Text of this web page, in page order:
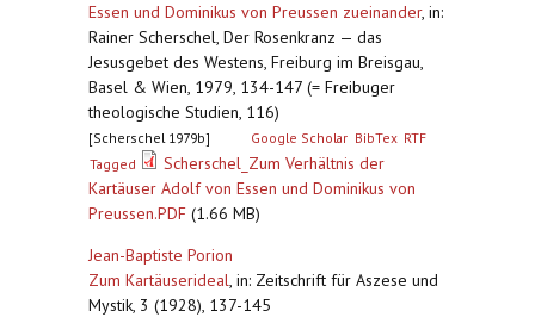
Essen und Dominikus von Preussen zueinander, in:
Rainer Scherschel, Der Rosenkranz — das
Jesusgebet des Westens, Freiburg im Breisgau,
Basel & Wien, 1979, 134-147 (= Freibuger
theologische Studien, 116)
[Scherschel 1979b] Google Scholar BibTex RTF
Tagged
Scherschel_Zum Verhältnis der
Kartäuser Adolf von Essen und Dominikus von
Preussen.PDF (1.66 MB)
Jean-Baptiste Porion
Zum Kartäuserideal, in: Zeitschrift für Aszese und
Mystik, 3 (1928), 137-145